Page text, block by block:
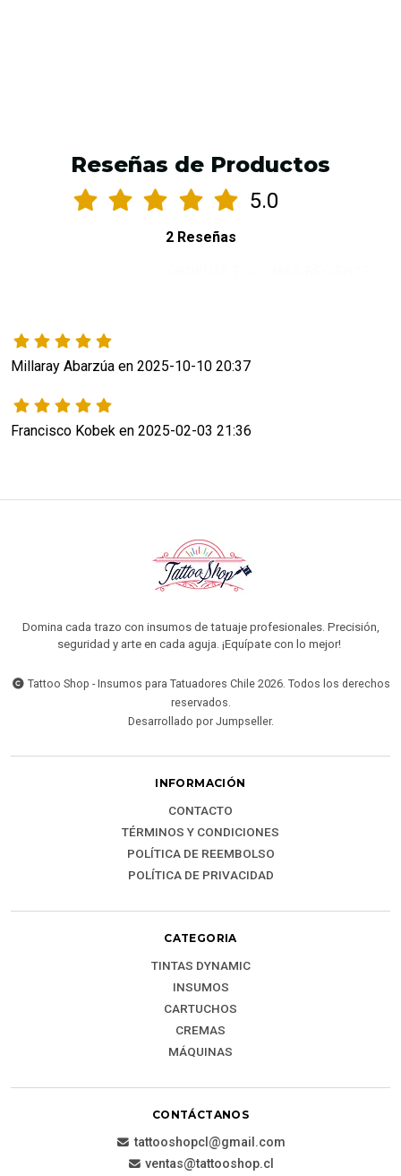
Reseñas de Productos
5.0
2 Reseñas
Millaray Abarzúa en 2025-10-10 20:37
Francisco Kobek en 2025-02-03 21:36
Domina cada trazo con insumos de tatuaje profesionales. Precisión,
seguridad y arte en cada aguja. ¡Equípate con lo mejor!
Tattoo Shop - Insumos para Tatuadores Chile 2026. Todos los derechos
reservados.
Desarrollado por Jumpseller.
INFORMACIÓN
CONTACTO
TÉRMINOS Y CONDICIONES
POLÍTICA DE REEMBOLSO
POLÍTICA DE PRIVACIDAD
CATEGORIA
TINTAS DYNAMIC
INSUMOS
CARTUCHOS
CREMAS
MÁQUINAS
CONTÁCTANOS
tattooshopcl@gmail.com
ventas@tattooshop.cl